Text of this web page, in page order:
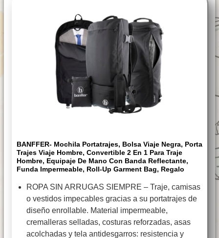
BANFFER- Mochila Portatrajes, Bolsa Viaje Negra, Porta
Trajes Viaje Hombre, Convertible 2 En 1 Para Traje
Hombre, Equipaje De Mano Con Banda Reflectante,
Funda Impermeable, Roll-Up Garment Bag, Regalo
ROPA SIN ARRUGAS SIEMPRE – Traje, camisas
o vestidos impecables gracias a su portatrajes de
diseño enrollable. Material impermeable,
cremalleras selladas, costuras reforzadas, asas
acolchadas y tela antidesgarros: resistencia y